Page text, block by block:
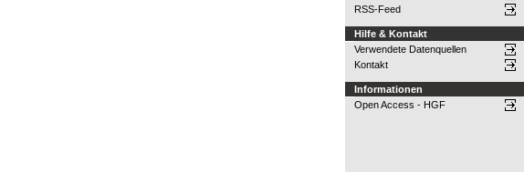
RSS-Feed
Hilfe & Kontakt
Verwendete Datenquellen
Kontakt
Informationen
Open Access - HGF